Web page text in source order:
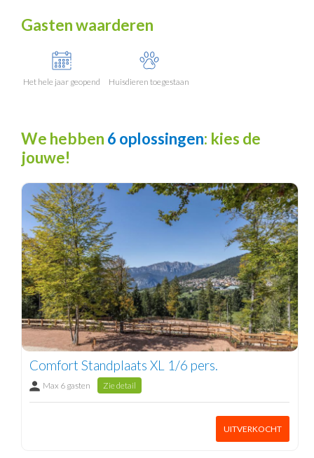
Gasten waarderen
Het hele jaar geopend Huisdieren toegestaan
We hebben 6 oplossingen: kies de
jouwe!
Comfort Standplaats XL 1/6 pers.
Max 6 gasten Zie detail
UITVERKOCHT